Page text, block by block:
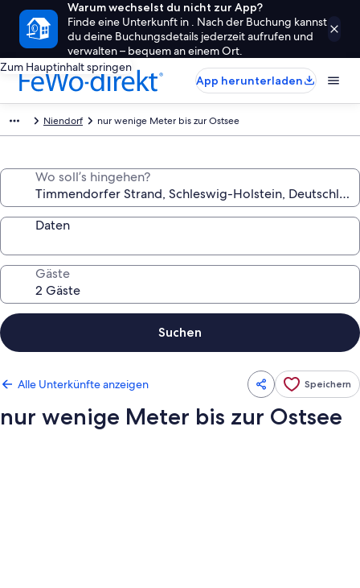
Warum wechselst du nicht zur App?
Finde eine Unterkunft in . Nach der Buchung kannst
du deine Buchungsdetails jederzeit aufrufen und
verwalten – bequem an einem Ort.
Zum Hauptinhalt springen
App herunterladen
Niendorf nur wenige Meter bis zur Ostsee
Wo soll’s hingehen?
Daten
Gäste
Suchen
Alle Unterkünfte anzeigen Speichern
nur wenige Meter bis zur Ostsee